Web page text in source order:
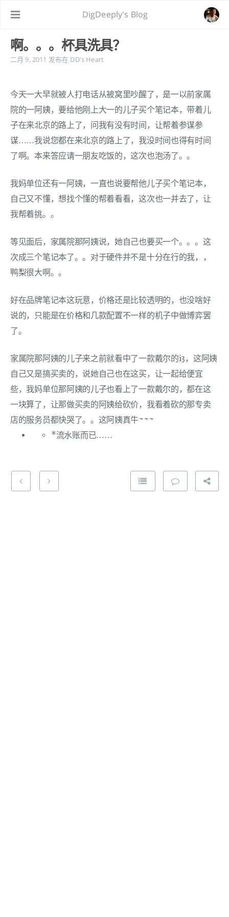
DigDeeply's Blog
啊。。。杯具洗具？
二月 9, 2011 发布在 DD's Heart
今天一大早就被人打电话从被窝里吵醒了，是一以前家属
院的一阿姨，要给他刚上大一的儿子买个笔记本，带着儿
子在来北京的路上了，问我有没有时间，让帮着参谋参
谋……我说您都在来北京的路上了，我没时间也得有时间
了啊。本来答应请一朋友吃饭的，这次也泡汤了。。
我妈单位还有一阿姨，一直也说要帮他儿子买个笔记本，
自己又不懂，想找个懂的帮着看看，这次也一并去了，让
我帮着挑。。
等见面后，家属院那阿姨说，她自己也要买一个。。。这
次成三个笔记本了。。对于硬件并不是十分在行的我，，
鸭梨很大啊。。
好在品牌笔记本这玩意，价格还是比较透明的，也没啥好
说的，只能是在价格和几款配置不一样的机子中做博弈罢
了。
家属院那阿姨的儿子来之前就看中了一款戴尔的i3，这阿姨
自己又是搞买卖的，说她自己也在这买，让一起给便宜
些，我妈单位那阿姨的儿子也看上了一款戴尔的，都在这
一块算了，让那做买卖的阿姨给砍价，我看着砍的那专卖
店的服务员都快哭了。。这阿姨真牛~~~
*流水账而已……